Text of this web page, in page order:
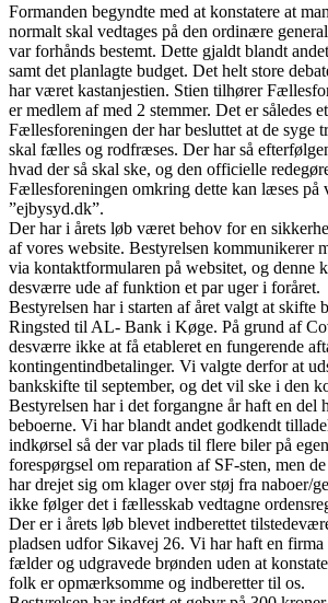
Formanden begyndte med at konstatere at
normalt skal vedtages på den ordinære
var forhånds bestemt. Dette gjaldt blandt
samt det planlagte budget. Det helt store
har været kastanjestien. Stien tilhører
er medlem af med 2 stemmer. Det er således
Fællesforeningen der har besluttet at de syge
skal fælles og rodfræses. Der har så
hvad der så skal ske, og den officielle
Fællesforeningen omkring dette kan læses på
”ejbysyd.dk”.
Der har i årets løb været behov for en
af vores website. Bestyrelsen kommunikerer
via kontaktformularen på websitet, og denne
desværre ude af funktion et par uger i foråret.
Bestyrelsen har i starten af året valgt at skifte
Ringsted til AL- Bank i Køge. På grund af
desværre ikke at få etableret en fungerende
kontingentindbetalinger. Vi valgte derfor at
bankskifte til september, og det vil ske i den
Bestyrelsen har i det forgangne år haft en del
beboerne. Vi har blandt andet godkendt
indkørsel så der var plads til flere biler på
forespørgsel om reparation af SF-sten, men
har drejet sig om klager over støj fra naboer/
ikke følger det i fællesskab vedtagne
Der er i årets løb blevet indberettet
pladsen udfor Sikavej 26. Vi har haft en firma
fælder og udgravede brønden uden at
folk er opmærksomme og indberetter til os.